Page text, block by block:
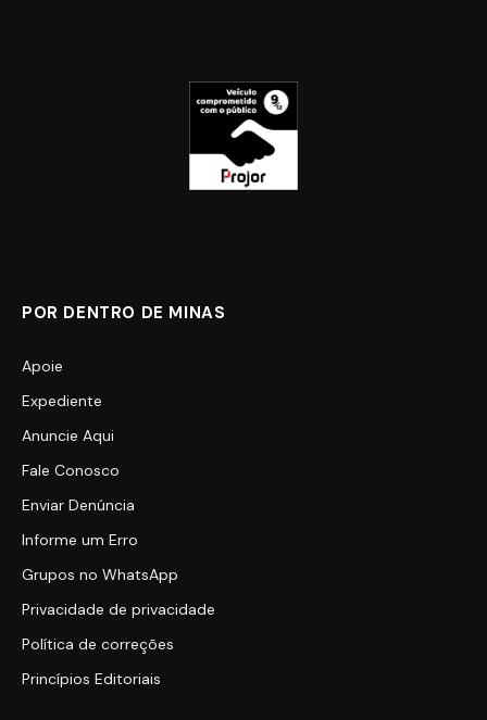
POR DENTRO DE MINAS
Apoie
Expediente
Anuncie Aqui
Fale Conosco
Enviar Denúncia
Informe um Erro
Grupos no WhatsApp
Privacidade de privacidade
Política de correções
Princípios Editoriais